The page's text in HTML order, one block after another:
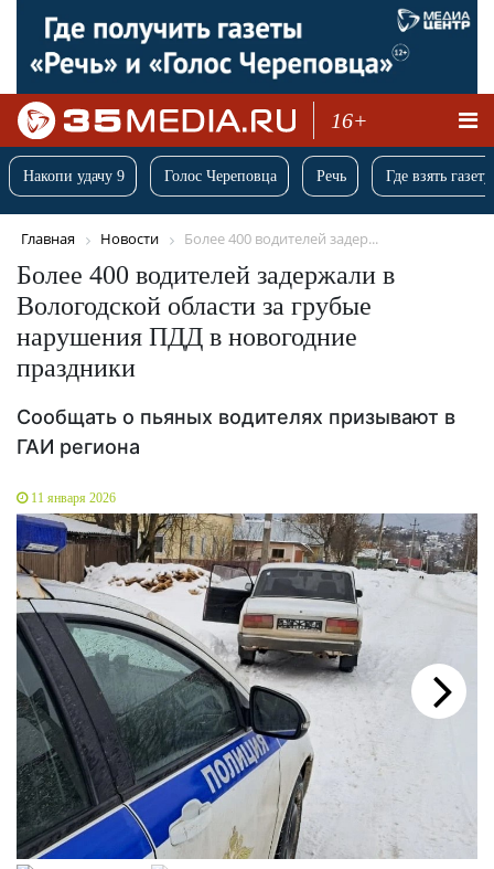
16+
Накопи удачу 9 Голос Череповца Речь Где взять
Главная Новости Более 400 водителей задер...
Более 400 водителей задержали в
Вологодской области за грубые
нарушения ПДД в новогодние
праздники
Сообщать о пьяных водителях призывают в
ГАИ региона
11 января 2026